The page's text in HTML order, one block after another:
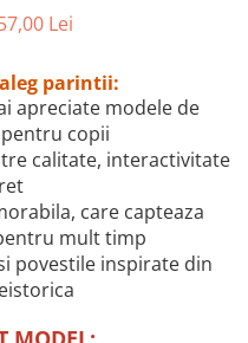
Lei
parintii:
apreciate modele de
copii
calitate, interactivitate
care capteaza
mult timp
povestile inspirate din